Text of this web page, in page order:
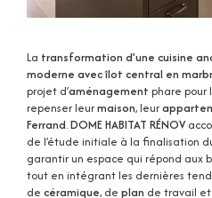
La transformation d’une cuisine
moderne avec îlot central en
projet d’aménagement phare pour
repenser leurmaison, leur
Ferrand.DOME HABITAT RÉNOV
de l’étude initiale à la finalisation
garantir un espace qui répond aux
tout en intégrant les dernières
de céramique, de plan de travail